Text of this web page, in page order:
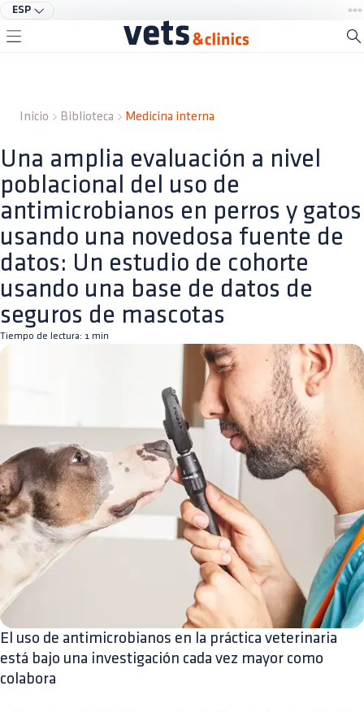
ESP
Inicio Biblioteca Medicina interna
Una amplia evaluación a nivel
poblacional del uso de
antimicrobianos en perros y gatos
usando una novedosa fuente de
datos: Un estudio de cohorte
usando una base de datos de
seguros de mascotas
Tiempo de lectura: 1 min
El uso de antimicrobianos en la práctica veterinaria
está bajo una investigación cada vez mayor como
colabora